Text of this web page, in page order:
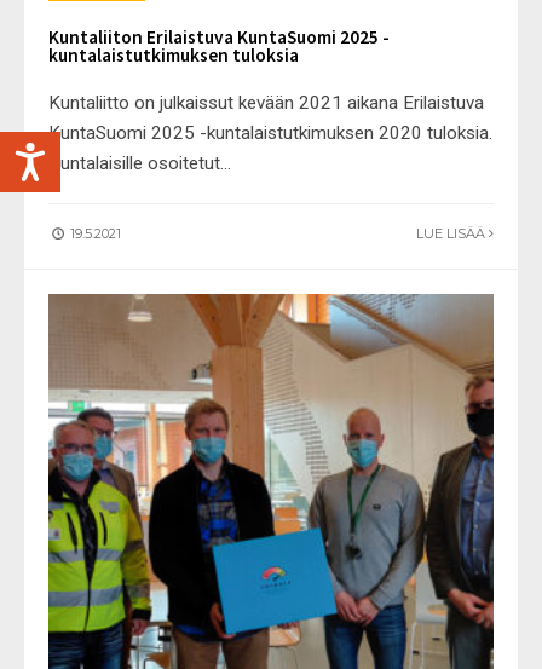
Kuntaliiton Erilaistuva KuntaSuomi 2025 -
kuntalaistutkimuksen tuloksia
Kuntaliitto on julkaissut kevään 2021 aikana Erilaistuva
KuntaSuomi 2025 -kuntalaistutkimuksen 2020 tuloksia.
Kuntalaisille osoitetut...
19.5.2021 LUE LISÄÄ